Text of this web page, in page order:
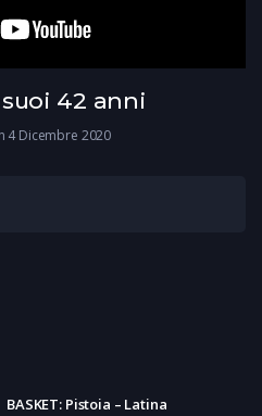
suoi 42 anni
4 Dicembre 2020
BASKET: Pistoia – Latina